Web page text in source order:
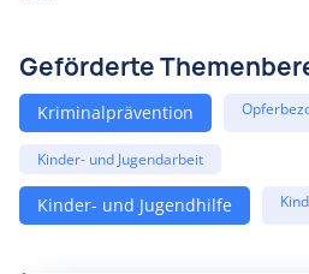
Geförderte
Kriminalprävention
Kinder- und Jugendarbeit
Kinder- und Jugendhilfe